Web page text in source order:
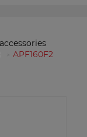
APF160F2